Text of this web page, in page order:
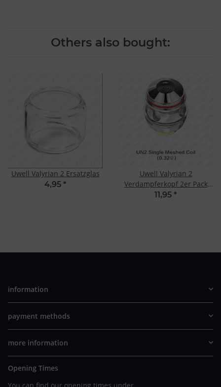
Others also bought:
Uwell Valyrian 2 Ersatzglas
4,95 *
Uwell Valyrian 2
Verdampferkopf 2er Pack
0.18 Ohm Quadruple Coil
11,95 *
information
payment methods
more information
Opening Times